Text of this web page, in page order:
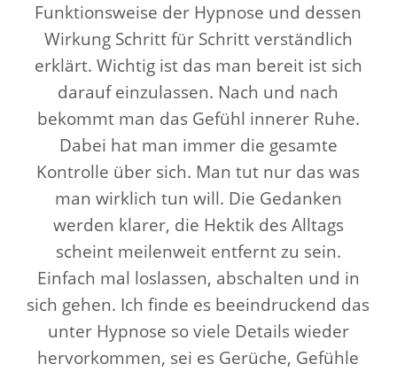
Funktionsweise der Hypnose und dessen
Wirkung Schritt für Schritt verständlich
erklärt. Wichtig ist das man bereit ist sich
darauf einzulassen. Nach und nach
bekommt man das Gefühl innerer Ruhe.
Dabei hat man immer die gesamte
Kontrolle über sich. Man tut nur das was
man wirklich tun will. Die Gedanken
werden klarer, die Hektik des Alltags
scheint meilenweit entfernt zu sein.
Einfach mal loslassen, abschalten und in
sich gehen. Ich finde es beeindruckend das
unter Hypnose so viele Details wieder
hervorkommen, sei es Gerüche, Gefühle